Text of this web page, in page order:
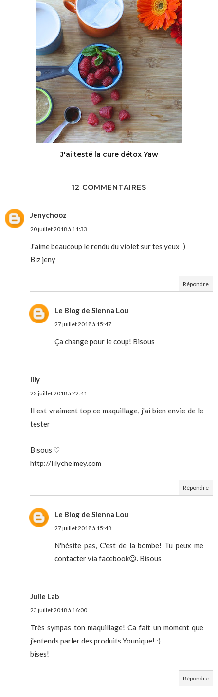
J'ai testé la cure détox Yaw
12 COMMENTAIRES
Jenychooz
20 juillet 2018 à 11:33
J'aime beaucoup le rendu du violet sur tes yeux :)
Biz jeny
Répondre
Le Blog de Sienna Lou
27 juillet 2018 à 15:47
Ça change pour le coup! Bisous
lily
22 juillet 2018 à 22:41
Il est vraiment top ce maquillage, j'ai bien envie de le
tester
Bisous ♡
http://lilychelmey.com
Répondre
Le Blog de Sienna Lou
27 juillet 2018 à 15:48
N'hésite pas, C'est de la bombe! Tu peux me
contacter via facebook😉. Bisous
Julie Lab
23 juillet 2018 à 16:00
Très sympas ton maquillage! Ca fait un moment que
j'entends parler des produits Younique! :)
bises!
Répondre